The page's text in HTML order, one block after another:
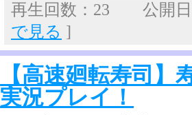
再生回数：23 公開
で見る ]
【高速廻転寿司
実況プレイ！